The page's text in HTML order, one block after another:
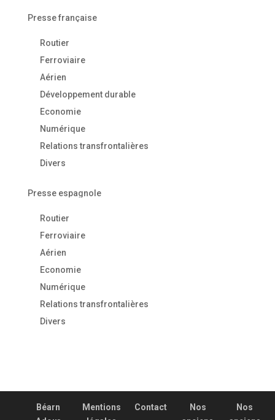
Presse française
Routier
Ferroviaire
Aérien
Développement durable
Economie
Numérique
Relations transfrontalières
Divers
Presse espagnole
Routier
Ferroviaire
Aérien
Economie
Numérique
Relations transfrontalières
Divers
Béarn
Mentions
Contact
Nos
Nos